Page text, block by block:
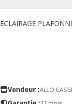
ECLAIRAGE
Vendeur :ALLO